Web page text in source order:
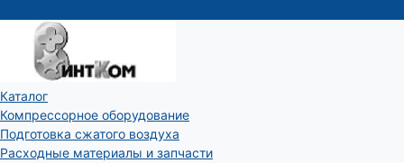
Каталог
Компрессорное оборудование
Подготовка сжатого воздуха
Расходные материалы и запчасти